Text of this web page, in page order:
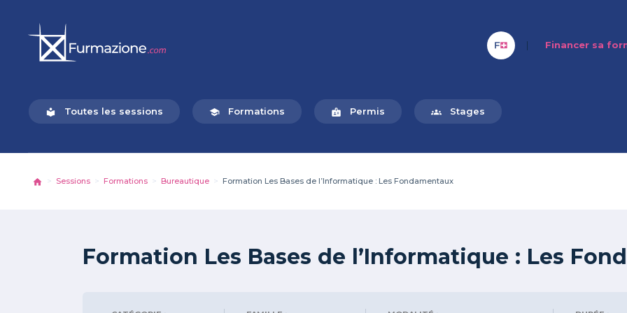
| Financer sa
local_library Toutes les sessions school Formations badge Permis groups Stages
Sessions Formations Bureautique Formation Les Bases de l’Informatique : Les Fondamentaux
Formation Les Bases de l’Informatique : Les